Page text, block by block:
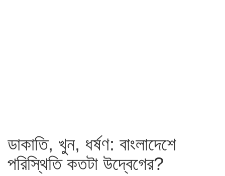
ডাকাতি, খুন, ধর্ষণ: বাংলাদেশে
পরিস্থিতি কতটা উদ্বেগের?